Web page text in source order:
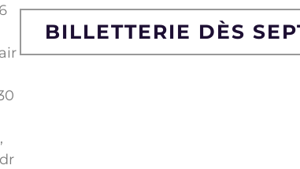
BILLETTERIE DÈS